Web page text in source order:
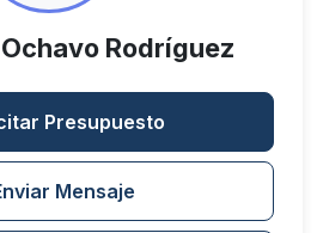
Rodríguez
Presupuesto
Mensaje